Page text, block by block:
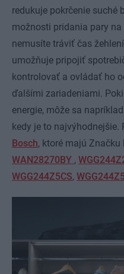
redukuje pokrčenie suché
možnosti pridania pary
nemusíte tráviť čas
umožňuje pripojiť
kontrolovať a ovládať ho
ďalšími zariadeniami.
energie, môže sa
kedy je to najvýhodnejšie.
Bosch, ktoré majú Značku
WAN28270BY ,
WGG244Z5CS,